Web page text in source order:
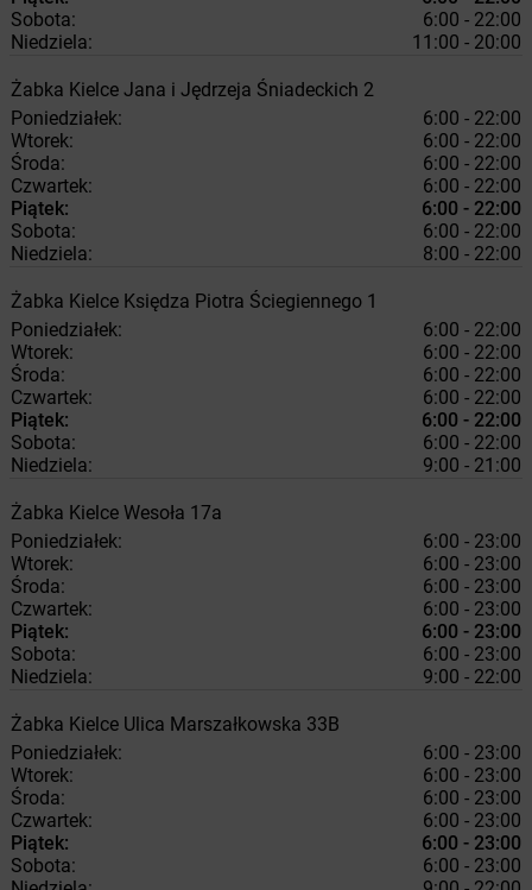
Sobota:
6:00 - 22:00
Niedziela:
11:00 - 20:00
Żabka Kielce Jana i Jędrzeja Śniadeckich 2
Poniedziałek:
6:00 - 22:00
Wtorek:
6:00 - 22:00
Środa:
6:00 - 22:00
Czwartek:
6:00 - 22:00
Piątek:
6:00 - 22:00
Sobota:
6:00 - 22:00
Niedziela:
8:00 - 22:00
Żabka Kielce Księdza Piotra Ściegiennego 1
Poniedziałek:
6:00 - 22:00
Wtorek:
6:00 - 22:00
Środa:
6:00 - 22:00
Czwartek:
6:00 - 22:00
Piątek:
6:00 - 22:00
Sobota:
6:00 - 22:00
Niedziela:
9:00 - 21:00
Żabka Kielce Wesoła 17a
Poniedziałek:
6:00 - 23:00
Wtorek:
6:00 - 23:00
Środa:
6:00 - 23:00
Czwartek:
6:00 - 23:00
Piątek:
6:00 - 23:00
Sobota:
6:00 - 23:00
Niedziela:
9:00 - 22:00
Żabka Kielce Ulica Marszałkowska 33B
Poniedziałek:
6:00 - 23:00
Wtorek:
6:00 - 23:00
Środa:
6:00 - 23:00
Czwartek:
6:00 - 23:00
Piątek:
6:00 - 23:00
Sobota:
6:00 - 23:00